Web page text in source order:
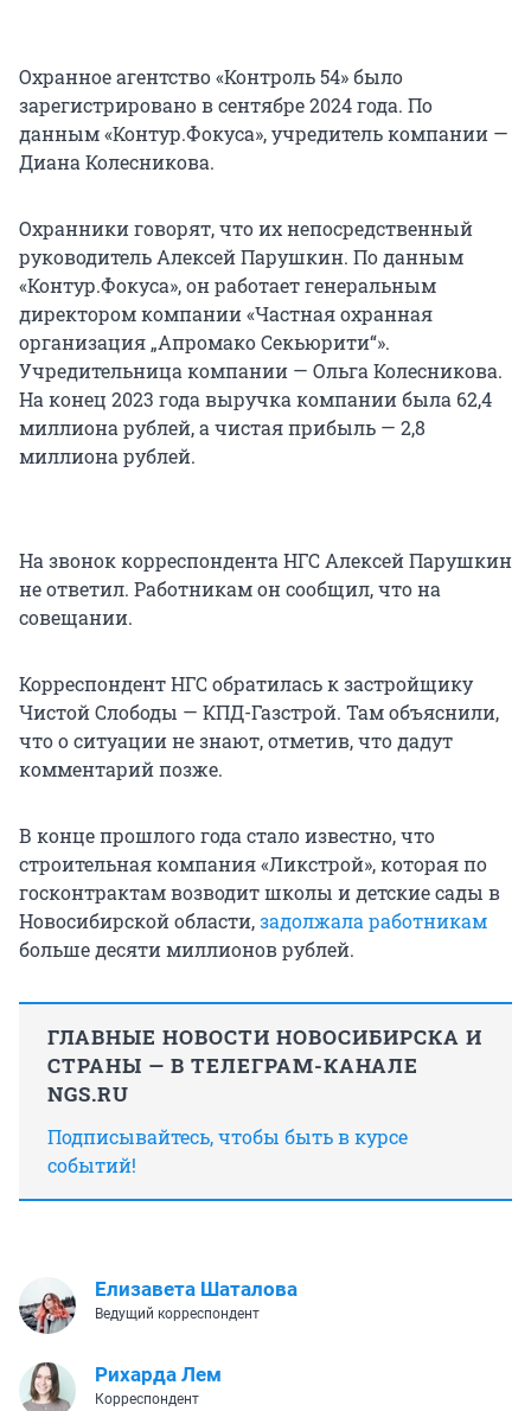
Охранное агентство «Контроль 54» было
зарегистрировано в сентябре 2024 года. По
данным «Контур.Фокуса», учредитель компании —
Диана Колесникова.
Охранники говорят, что их непосредственный
руководитель Алексей Парушкин. По данным
«Контур.Фокуса», он работает генеральным
директором компании «Частная охранная
организация „Апромако Секьюрити“».
Учредительница компании — Ольга Колесникова.
На конец 2023 года выручка компании была 62,4
миллиона рублей, а чистая прибыль — 2,8
миллиона рублей.
На звонок корреспондента НГС Алексей Парушкин
не ответил. Работникам он сообщил, что на
совещании.
Корреспондент НГС обратилась к застройщику
Чистой Слободы — КПД-Газстрой. Там объяснили,
что о ситуации не знают, отметив, что дадут
комментарий позже.
В конце прошлого года стало известно, что
строительная компания «Ликстрой», которая по
госконтрактам возводит школы и детские сады в
Новосибирской области,задолжала работникам
больше десяти миллионов рублей.
ГЛАВНЫЕ НОВОСТИ НОВОСИБИРСКА И
СТРАНЫ — В ТЕЛЕГРАМ-КАНАЛЕ
NGS.RU
Подписывайтесь, чтобы быть в курсе
событий!
Елизавета Шаталова
Ведущий корреспондент
Рихарда Лем
Корреспондент